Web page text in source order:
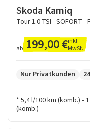
Skoda Kamiq
ab 199,00 €inkl.
MwSt.
Nur Privatkunden
* 5,4 l/100 km (komb.) •
(komb.)